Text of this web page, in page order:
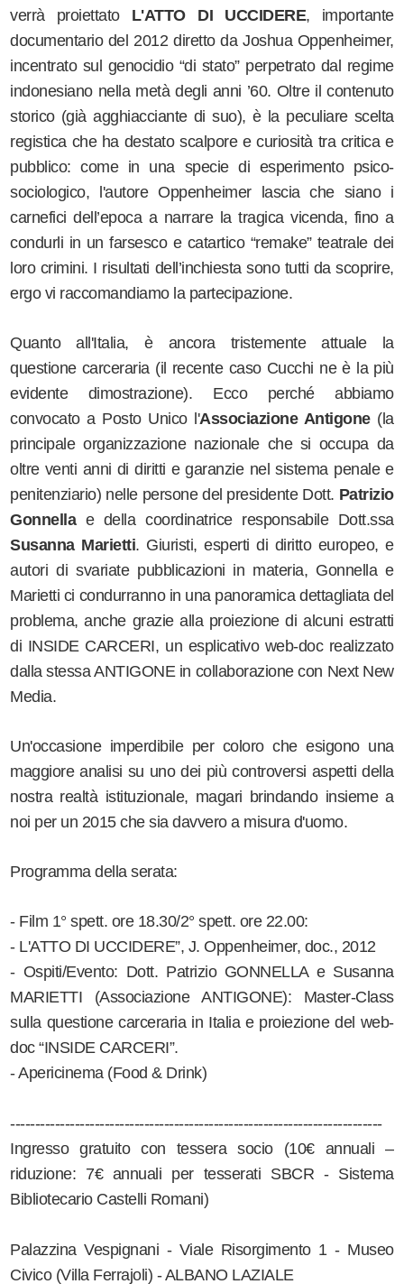
verrà proiettato L'ATTO DI UCCIDERE, importante
documentario del 2012 diretto da Joshua Oppenheimer,
incentrato sul genocidio “di stato” perpetrato dal regime
indonesiano nella metà degli anni ’60. Oltre il contenuto
storico (già agghiacciante di suo), è la peculiare scelta
registica che ha destato scalpore e curiosità tra critica e
pubblico: come in una specie di esperimento psico-
sociologico, l'autore Oppenheimerlascia che siano i
carnefici dell’epoca a narrare la tragica vicenda, fino a
condurli in un farsesco e catartico “remake” teatrale dei
loro crimini. I risultati dell’inchiesta sono tutti da scoprire,
ergo vi raccomandiamo la partecipazione.
Quanto all'Italia, è ancora tristemente attuale la
questione carceraria (il recente caso Cucchi ne è la più
evidente dimostrazione). Ecco perché abbiamo
convocato a Posto Unico l'Associazione Antigone(la
principale organizzazione nazionale che si occupa da
oltre venti anni di diritti e garanzie nel sistema penale e
penitenziario) nelle persone del presidente Dott. Patrizio
Gonnellae della coordinatrice responsabile Dott.ssa
Susanna Marietti. Giuristi, esperti di diritto europeo, e
autori di svariate pubblicazioni in materia, Gonnella e
Marietti ci condurranno in una panoramica dettagliata del
problema, anche grazie alla proiezione di alcuni estratti
di INSIDE CARCERI, un esplicativo web-doc realizzato
dalla stessa ANTIGONE in collaborazione con Next New
Media.
Un'occasione imperdibile per coloro che esigono una
maggiore analisi su uno dei più controversi aspetti della
nostra realtà istituzionale, magari brindando insieme a
noi per un 2015 che sia davvero a misura d'uomo.
Programma della serata:
- Film 1° spett. ore 18.30/2° spett. ore 22.00:
- L'ATTO DI UCCIDERE”, J. Oppenheimer, doc., 2012
- Ospiti/Evento: Dott. Patrizio GONNELLA e Susanna
MARIETTI (Associazione ANTIGONE): Master-Class
sulla questione carceraria in Italia e proiezione del web-
doc “INSIDE CARCERI”.
- Apericinema (Food & Drink)
---------------------------------------------------------------------------
Ingresso gratuito con tessera socio (10€ annuali –
riduzione: 7€ annuali per tesserati SBCR - Sistema
Bibliotecario Castelli Romani)
Palazzina Vespignani - Viale Risorgimento 1 - Museo
Civico (Villa Ferrajoli) - ALBANO LAZIALE